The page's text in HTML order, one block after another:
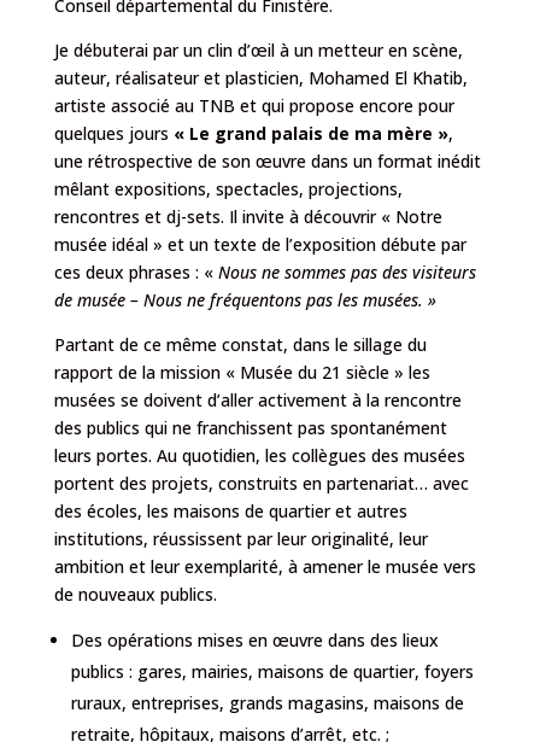
Conseil départemental du Finistère.
Je débuterai par un clin d’œil à un metteur en scène,
auteur, réalisateur et plasticien, Mohamed El Khatib,
artiste associé au TNB et qui propose encore pour
quelques jours « Le grand palais de ma mère »,
une rétrospective de son œuvre dans un format inédit
mêlant expositions, spectacles, projections,
rencontres et dj-sets. Il invite à découvrir « Notre
musée idéal » et un texte de l’exposition débute par
ces deux phrases : « Nous ne sommes pas des visiteurs
de musée – Nous ne fréquentons pas les musées. »
Partant de ce même constat, dans le sillage du
rapport de la mission « Musée du 21 siècle » les
musées se doivent d’aller activement à la rencontre
des publics qui ne franchissent pas spontanément
leurs portes. Au quotidien, les collègues des musées
portent des projets, construits en partenariat… avec
des écoles, les maisons de quartier et autres
institutions, réussissent par leur originalité, leur
ambition et leur exemplarité, à amener le musée vers
de nouveaux publics.
Des opérations mises en œuvre dans des lieux
publics : gares, mairies, maisons de quartier, foyers
ruraux, entreprises, grands magasins, maisons de
retraite, hôpitaux, maisons d’arrêt, etc. ;